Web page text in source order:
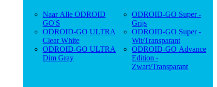
Naar Alle ODROID
GO'S
ODROID-GO ULTRA
Clear White
ODROID-GO ULTRA
Dim Gray
ODROID-GO Super -
Grijs
ODROID-GO Super -
Wit/Transparant
ODROID-GO Advance
Edition -
Zwart/Transparant